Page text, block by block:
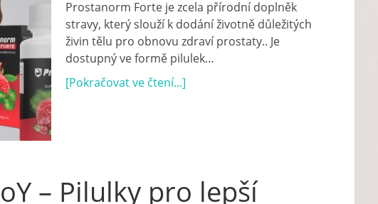
Prostanorm Forte je zcela přírodní doplněk
stravy, který slouží k dodání životně důležitých
živin tělu pro obnovu zdraví prostaty.. Je
dostupný ve formě pilulek…
[Pokračovat ve čtení...]
– Pilulky pro lepší